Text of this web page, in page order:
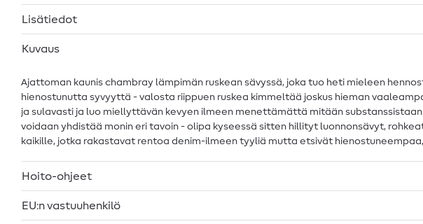
Lisätiedot
Kuvaus
Ajattoman kaunis chambray lämpimän ruskean sävyssä, joka tuo heti mieleen
hienostunutta syvyyttä - valosta riippuen ruskea kimmeltää joskus hieman
ja sulavasti ja luo miellyttävän kevyen ilmeen menettämättä mitään
voidaan yhdistää monin eri tavoin - olipa kyseessä sitten hillityt luonnonsävyt,
kaikille, jotka rakastavat rentoa denim-ilmeen tyyliä mutta etsivät
Hoito-ohjeet
EU:n vastuuhenkilö